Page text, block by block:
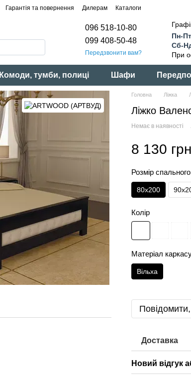
Гарантія та повернення Дилерам Каталоги
096 518-10-80
099 408-50-48
Передзвонити вам?
Пн-
Сб-
При
Комоди, тумби, полиці Шафи
Головна Ліжка
Ліжко
Немає в наявності
8 130 грн
Розмір
80x200
Колір
Матеріал
Вільха
Доставка
Новий відгук